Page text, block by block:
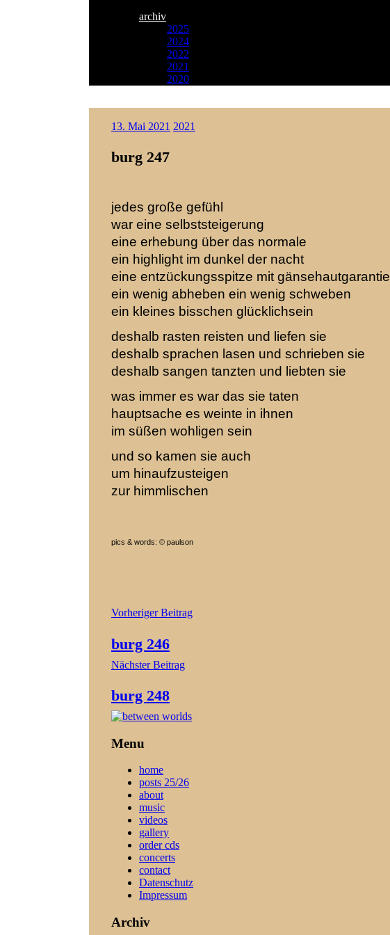
archiv
2025
2024
2022
2021
2020
Inhalt
Paulson
13. Mai 2021 2021
burg 247
jedes große gefühl
war eine selbststeigerung
eine erhebung über das normale
ein highlight im dunkel der nacht
eine entzückungsspitze mit gänsehautgarantie
ein wenig abheben ein wenig schweben
ein kleines bisschen glücklichsein
deshalb rasten reisten und liefen sie
deshalb sprachen lasen und schrieben sie
deshalb sangen tanzten und liebten sie
was immer es war das sie taten
hauptsache es weinte in ihnen
im süßen wohligen sein
und so kamen sie auch
um hinaufzusteigen
zur himmlischen
pics & words: © paulson
Beitragsnavigation
Vorheriger Beitrag
burg 246
Nächster Beitrag
burg 248
Menu
home
posts 25/26
about
music
videos
gallery
order cds
concerts
contact
Datenschutz
Impressum
Archiv